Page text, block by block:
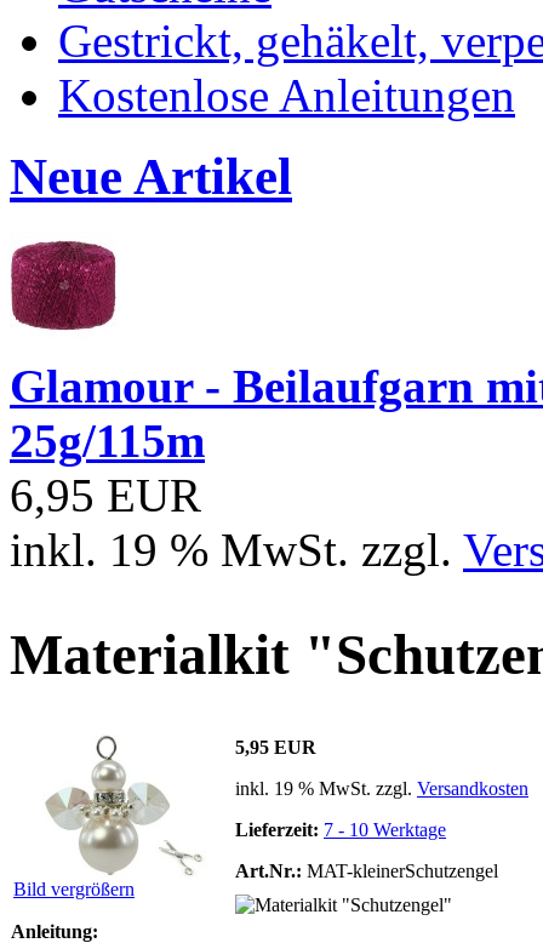
Gestrickt, gehäkelt,
Kostenlose Anleitungen
Neue Artikel
Glamour - Beilaufgarn
25g/115m
6,95 EUR
inkl. 19 % MwSt. zzgl.
Materialkit
Bild vergrößern
5,95 EUR
inkl. 19 % MwSt. zzgl. Versandkosten
Lieferzeit: 7 - 10 Werktage
Art.Nr.: MAT-kleinerSchutzengel
Anleitung: